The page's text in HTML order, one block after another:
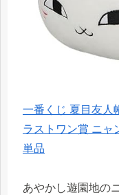
一番くじ 夏目友人
ラストワン賞 ニャ
単品
あやかし遊園地の